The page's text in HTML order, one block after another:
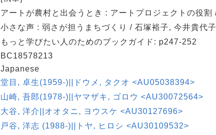
アートが農村と出会うとき : アートプロジェクトの役割
小さな声 : 弱さが担うまちづくり / 石塚裕子, 今井貴代
もっと学びたい人のためのブックガイド: p247-252
BC18578213
Japanese
堂目, 卓生(1959-)||ドウメ, タクオ <AU05038394>
山崎, 吾郎(1978-)||ヤマザキ, ゴロウ <AU30072564>
大谷, 洋介||オオタニ, ヨウスケ <AU30127696>
戸谷, 洋志 (1988-)||トヤ, ヒロシ <AU30109532>